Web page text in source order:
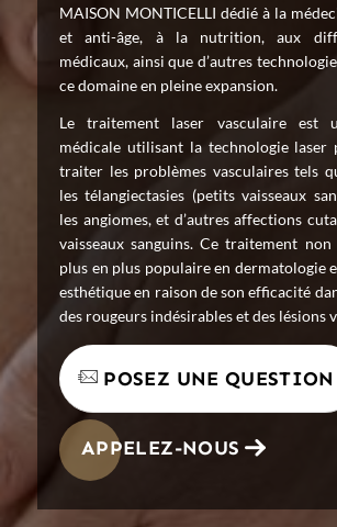
MAISON MONTICELLI dédié à la
et anti-âge, à la nutrition, aux
médicaux, ainsi que d’autres
ce domaine en pleine expansion.
Le traitement laser vasculaire est
médicale utilisant la technologie
traiter les problèmes vasculaires tels
les télangiectasies (petits vaisseaux
les angiomes, et d’autres affections
vaisseaux sanguins. Ce traitement
plus en plus populaire en dermatologie
esthétique en raison de son efficacité
des rougeurs indésirables et des lésions
POSEZ UNE QUESTION
APPELEZ-NOUS